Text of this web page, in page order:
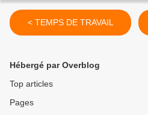
< TEMPS DE TRAVAIL
Hébergé par Overblog
Top articles
Pages